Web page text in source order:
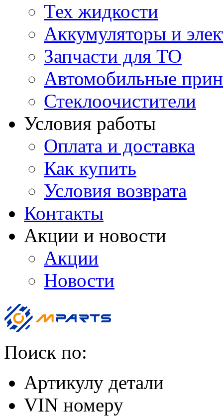
Тех жидкости
Аккумуляторы и
Запчасти для ТО
Автомобильные
Стеклоочистители
Условия работы
Оплата и доставка
Как купить
Условия возврата
Контакты
Акции и новости
Акции
Новости
Поиск по:
Артикулу детали
VIN номеру